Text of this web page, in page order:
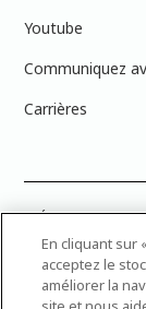
Youtube
Communiquez
Carrières
PRÉCISION DES
l’écran peuvent
peinture réelles
Vous pouvez
peinture dans
En cliquant sur
acceptez le
améliorer la